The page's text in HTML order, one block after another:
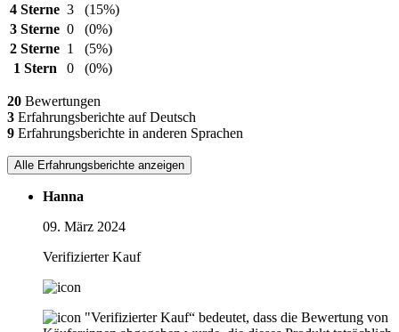
4 Sterne 3
(15%)
3 Sterne 0
(0%)
2 Sterne 1
(5%)
1 Stern
0 (0%)
20 Bewertungen
3 Erfahrungsberichte auf Deutsch
9 Erfahrungsberichte in anderen Sprachen
Alle Erfahrungsberichte anzeigen
Hanna
09. März 2024
Verifizierter Kauf
"Verifizierter Kauf“ bedeutet, dass die Bewertung von